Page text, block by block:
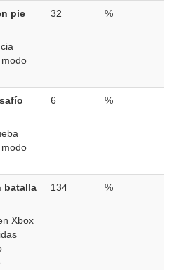
pie
32 %
6 %
batalla
Xbox
134 %